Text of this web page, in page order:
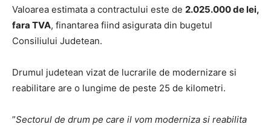
Valoarea estimata a contractului este de 2.025.000 de lei,
fara TVA, finantarea fiind asigurata din bugetul
Consiliului Judetean.
Drumul judetean vizat de lucrarile de modernizare si
reabilitare are o lungime de peste 25 de kilometri.
”Sectorul de drum pe care il vom moderniza si reabilita